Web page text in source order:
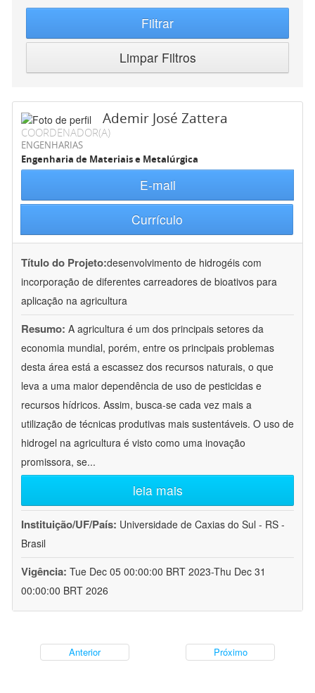
Filtrar
Limpar Filtros
Ademir José Zattera
COORDENADOR(A)
ENGENHARIAS
Engenharia de Materiais e Metalúrgica
E-mail
Currículo
Título do Projeto:desenvolvimento de hidrogéis com
incorporação de diferentes carreadores de bioativos para
aplicação na agricultura
Resumo: A agricultura é um dos principais setores da
economia mundial, porém, entre os principais problemas
desta área está a escassez dos recursos naturais, o que
leva a uma maior dependência de uso de pesticidas e
recursos hídricos. Assim, busca-se cada vez mais a
utilização de técnicas produtivas mais sustentáveis. O uso de
hidrogel na agricultura é visto como uma inovação
promissora, se...
leia mais
Instituição/UF/País: Universidade de Caxias do Sul - RS -
Brasil
Vigência: Tue Dec 05 00:00:00 BRT 2023-Thu Dec 31
00:00:00 BRT 2026
Anterior Próximo